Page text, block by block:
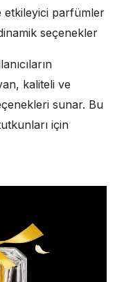
etkileyici parfümler
seçenekler
kaliteli ve
sunar. Bu
için